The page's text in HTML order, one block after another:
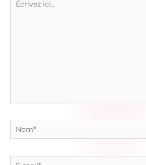
Nom*
E-